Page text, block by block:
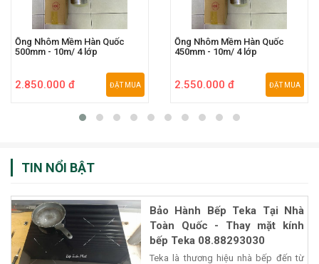
Ống Nhôm Mềm Hàn Quốc
500mm - 10m/ 4 lớp
2.850.000 đ ĐẶT MUA
Ống Nhôm Mềm Hàn Quốc
450mm - 10m/ 4 lớp
2.550.000 đ ĐẶT MUA
TIN NỔI BẬT
Bảo Hành Bếp Teka Tại Nhà
Toàn Quốc - Thay mặt kính
bếp Teka 08.88293030
Teka là thương hiệu nhà bếp đến từ